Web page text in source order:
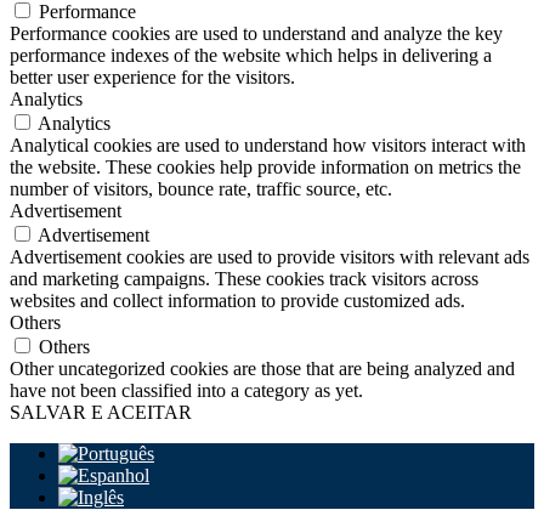
Performance
Performance cookies are used to understand and analyze the key
performance indexes of the website which helps in delivering a
better user experience for the visitors.
Analytics
Analytics
Analytical cookies are used to understand how visitors interact with
the website. These cookies help provide information on metrics the
number of visitors, bounce rate, traffic source, etc.
Advertisement
Advertisement
Advertisement cookies are used to provide visitors with relevant ads
and marketing campaigns. These cookies track visitors across
websites and collect information to provide customized ads.
Others
Others
Other uncategorized cookies are those that are being analyzed and
have not been classified into a category as yet.
SALVAR E ACEITAR